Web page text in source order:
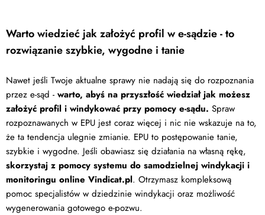
Warto wiedzieć jak założyć profil w e-sądzie - to
rozwiązanie szybkie, wygodne i tanie
Nawet jeśli Twoje aktualne sprawy nie nadają się do rozpoznania
przez e-sąd - warto, abyś na przyszłość wiedział jak możesz
założyć profil i windykować przy pomocy e-sądu. Spraw
rozpoznawanych w EPU jest coraz więcej i nic nie wskazuje na to,
że ta tendencja ulegnie zmianie. EPU to postępowanie tanie,
szybkie i wygodne. Jeśli obawiasz się działania na własną rękę,
skorzystaj z pomocy systemu do samodzielnej windykacji i
monitoringu online Vindicat.pl. Otrzymasz kompleksową
pomoc specjalistów w dziedzinie windykacji oraz możliwość
wygenerowania gotowego e-pozwu.